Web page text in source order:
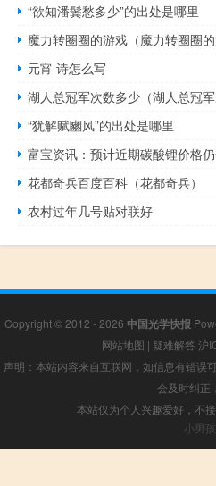
“欲知潘鬓愁多少”的出处是哪里
魔力转圈圈的游戏（魔力转圈圈的
元宵 诗怎么写
湖人总冠军次数多少（湖人总冠军
“犹解赋豳风”的出处是哪里
富宝资讯：预计近期碳酸锂价格
花都奇兵百度百科（花都奇兵）
农村过年几号贴对联好
Copyright © 2012 - 2026 中国光学快报
网站地图 | 疑难解答 沪
声明：本站内容来自互联网，如信息有错误
会及时纠正
本站仅为个人兴趣爱好，不
小男孩